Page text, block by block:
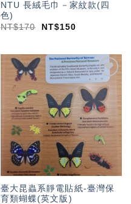
NTU 長絨毛巾－家紋款(四
色)
NT$170 NT$150
加入
「願
望輕
單」
臺大昆蟲系靜電貼紙-臺灣保
育類蝴蝶(英文版)